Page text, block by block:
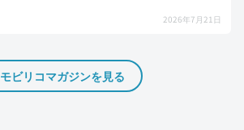
2026年7月21日
モビリコマガジンを見る